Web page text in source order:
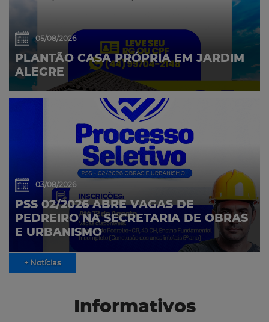
05/08/2026
PLANTÃO CASA PRÓPRIA EM JARDIM
ALEGRE
03/08/2026
PSS 02/2026 ABRE VAGAS DE
PEDREIRO NA SECRETARIA DE OBRAS
E URBANISMO
+ Notícias
Informativos